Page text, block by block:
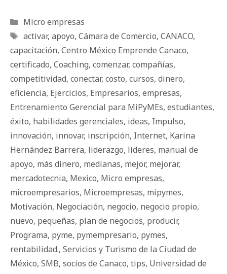
Categorías
Micro empresas
Etiquetas
activar, apoyo, Cámara de Comercio, CANACO,
capacitación, Centro México Emprende Canaco,
certificado, Coaching, comenzar, compañías,
competitividad, conectar, costo, cursos, dinero,
eficiencia, Ejercicios, Empresarios, empresas,
Entrenamiento Gerencial para MiPyMEs, estudiantes,
éxito, habilidades gerenciales, ideas, Impulso,
innovación, innovar, inscripción, Internet, Karina
Hernández Barrera, liderazgo, líderes, manual de
apoyo, más dinero, medianas, mejor, mejorar,
mercadotecnia, Mexico, Micro empresas,
microempresarios, Microempresas, mipymes,
Motivación, Negociación, negocio, negocio propio,
nuevo, pequeñas, plan de negocios, producir,
Programa, pyme, pymempresario, pymes,
rentabilidad., Servicios y Turismo de la Ciudad de
México, SMB, socios de Canaco, tips, Universidad de